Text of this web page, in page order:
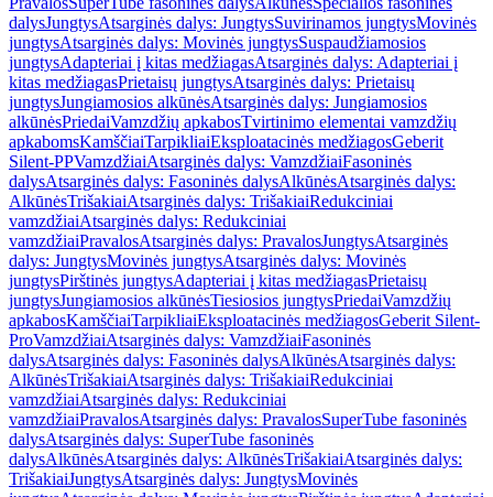
dalysJungtysAtsarginės dalys: JungtysSuvirinamos jungtysMovinės
jungtysAtsarginės dalys: Movinės jungtysSuspaudžiamosios
jungtysAdapteriai į kitas medžiagasAtsarginės dalys: Adapteriai į
kitas medžiagasPrietaisų jungtysAtsarginės dalys: Prietaisų
jungtysJungiamosios alkūnėsAtsarginės dalys: Jungiamosios
alkūnėsPriedaiVamzdžių apkabosTvirtinimo elementai vamzdžių
apkabomsKamščiaiTarpikliaiEksploatacinės medžiagosGeberit
Silent-PPVamzdžiaiAtsarginės dalys: VamzdžiaiFasoninės
dalysAtsarginės dalys: Fasoninės dalysAlkūnėsAtsarginės dalys:
AlkūnėsTrišakiaiAtsarginės dalys: TrišakiaiRedukciniai
vamzdžiaiAtsarginės dalys: Redukciniai
vamzdžiaiPravalosAtsarginės dalys: PravalosJungtysAtsarginės
dalys: JungtysMovinės jungtysAtsarginės dalys: Movinės
jungtysPirštinės jungtysAdapteriai į kitas medžiagasPrietaisų
jungtysJungiamosios alkūnėsTiesiosios jungtysPriedaiVamzdžių
apkabosKamščiaiTarpikliaiEksploatacinės medžiagosGeberit Silent-
ProVamzdžiaiAtsarginės dalys: VamzdžiaiFasoninės
dalysAtsarginės dalys: Fasoninės dalysAlkūnėsAtsarginės dalys:
AlkūnėsTrišakiaiAtsarginės dalys: TrišakiaiRedukciniai
vamzdžiaiAtsarginės dalys: Redukciniai
vamzdžiaiPravalosAtsarginės dalys: PravalosSuperTube fasoninės
dalysAtsarginės dalys: SuperTube fasoninės
dalysAlkūnėsAtsarginės dalys: AlkūnėsTrišakiaiAtsarginės dalys:
TrišakiaiJungtysAtsarginės dalys: JungtysMovinės